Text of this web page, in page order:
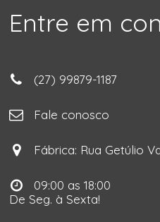
Entre em
(27) 99879-1187
Fale conosco
Fábrica: Rua Getúlio
09:00 as 18:00
De Seg. à Sexta!